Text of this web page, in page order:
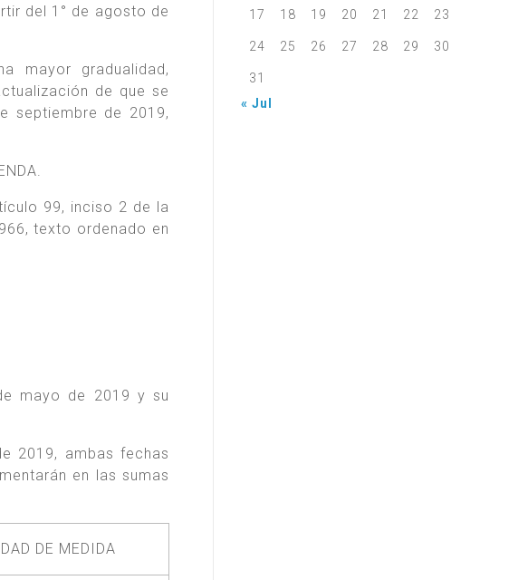
del 1° de agosto de
mayor gradualidad,
de que se
septiembre de 2019,
99, inciso 2 de la
texto ordenado en
mayo de 2019 y su
2019, ambas fechas
en las sumas
DE MEDIDA
17 18 19 20 21 22 23
24 25 26 27 28 29 30
31
« Jul